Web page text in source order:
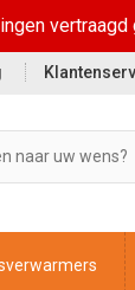
vertraagd